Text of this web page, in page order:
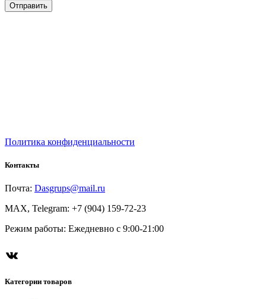
Политика конфиденциальности
Контакты
Почта: Dasgrups@mail.ru
MAX, Telegram: +7 (904) 159-72-23
Режим работы: Ежедневно с 9:00-21:00
Категории товаров